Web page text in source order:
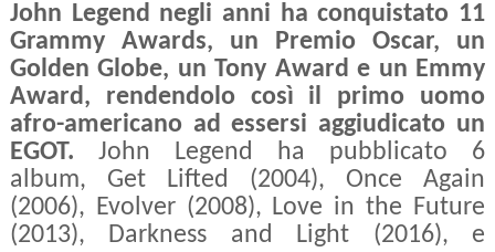
John Legend negli anni ha conquistato 11
Grammy Awards, un Premio Oscar, un
Golden Globe, un Tony Award e un Emmy
Award, rendendolo così il primo uomo
afro-americano ad essersi aggiudicato un
EGOT. John Legend ha pubblicato 6
album, Get Lifted (2004), Once Again
(2006), Evolver (2008), Love in the Future
(2013), Darkness and Light (2016), e